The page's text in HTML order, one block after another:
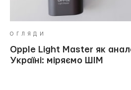
ОГЛЯДИ
Opple Light Master як
Україні: міряємо ШІМ